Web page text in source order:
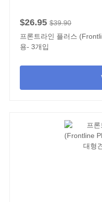
$26.95 $39.90
프론트라인 플러스
용- 3개입